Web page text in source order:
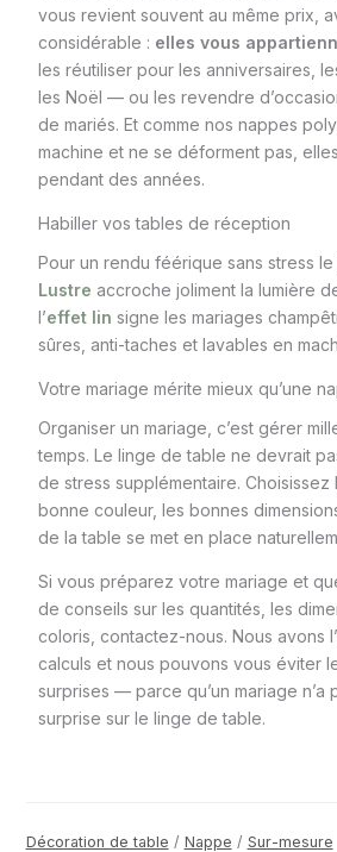
vous revient souvent au même prix,
considérable : elles vous
les réutiliser pour les anniversaires,
les Noël — ou les revendre
de mariés. Et comme nos nappes
machine et ne se déforment pas,
pendant des années.
Habiller vos tables de réception
Pour un rendu féérique sans stress le
Lustre accroche joliment la lumière
l’effet lin signe les mariages
sûres, anti-taches et lavables en
Votre mariage mérite mieux qu’une
Organiser un mariage, c’est gérer
temps. Le linge de table ne devrait
de stress supplémentaire. Choisissez
bonne couleur, les bonnes
de la table se met en place
Si vous préparez votre mariage et
de conseils sur les quantités, les
coloris, contactez-nous. Nous avons
calculs et nous pouvons vous éviter
surprises — parce qu’un mariage n’a
surprise sur le linge de table.
Décoration de table / Nappe / Sur-mesure